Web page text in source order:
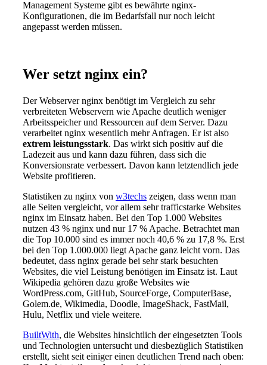
Management Systeme gibt es bewährte nginx-
Konfigurationen, die im Bedarfsfall nur noch leicht
angepasst werden müssen.
Wer setzt nginx ein?
Der Webserver nginx benötigt im Vergleich zu sehr
verbreiteten Webservern wie Apache deutlich weniger
Arbeitsspeicher und Ressourcen auf dem Server. Dazu
verarbeitet nginx wesentlich mehr Anfragen. Er ist also
extrem leistungsstark. Das wirkt sich positiv auf die
Ladezeit aus und kann dazu führen, dass sich die
Konversionsrate verbessert. Davon kann letztendlich jede
Website profitieren.
Statistiken zu nginx von w3techs zeigen, dass wenn man
alle Seiten vergleicht, vor allem sehr trafficstarke Websites
nginx im Einsatz haben. Bei den Top 1.000 Websites
nutzen 43 % nginx und nur 17 % Apache. Betrachtet man
die Top 10.000 sind es immer noch 40,6 % zu 17,8 %. Erst
bei den Top 1.000.000 liegt Apache ganz leicht vorn. Das
bedeutet, dass nginx gerade bei sehr stark besuchten
Websites, die viel Leistung benötigen im Einsatz ist. Laut
Wikipedia gehören dazu große Websites wie
WordPress.com, GitHub, SourceForge, ComputerBase,
Golem.de, Wikimedia, Doodle, ImageShack, FastMail,
Hulu, Netflix und viele weitere.
BuiltWith, die Websites hinsichtlich der eingesetzten Tools
und Technologien untersucht und diesbezüglich Statistiken
erstellt, sieht seit einiger einen deutlichen Trend nach oben: